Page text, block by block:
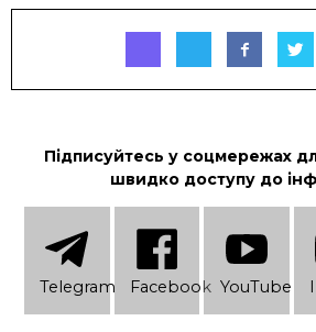
Підписуйтесь у соцмережах
швидко доступу до
Telеgram Facebook YouTube